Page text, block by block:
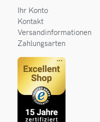
Ihr Konto
Kontakt
Versandinformationen
Zahlungsarten